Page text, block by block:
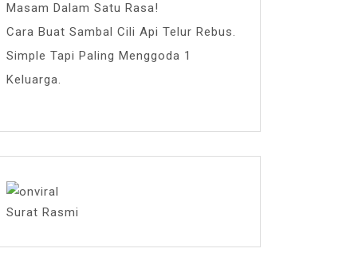
Masam Dalam Satu Rasa!
Cara Buat Sambal Cili Api Telur Rebus.
Simple Tapi Paling Menggoda 1
Keluarga.
Surat Rasmi